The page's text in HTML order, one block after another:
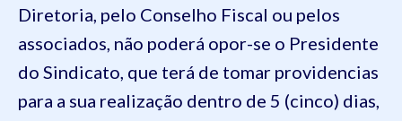
Diretoria, pelo Conselho Fiscal ou pelos
associados, não poderá opor-se o Presidente
do Sindicato, que terá de tomar providencias
para a sua realização dentro de 5 (cinco) dias,